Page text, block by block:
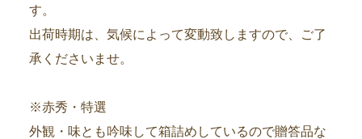
す。
出荷時期は、気候によって変動致しますので、ご了
承くださいませ。
※赤秀・特選
外観・味とも吟味して箱詰めしているので贈答品な